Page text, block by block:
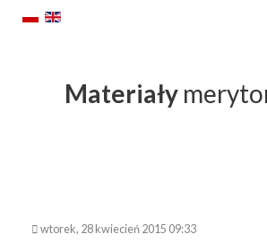
Materiały
wtorek, 28 kwiecień 2015 09:33